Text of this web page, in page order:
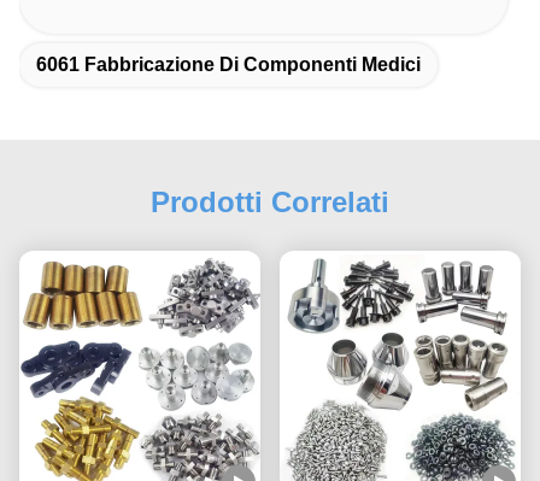
6061 Fabbricazione Di Componenti Medici
Prodotti Correlati